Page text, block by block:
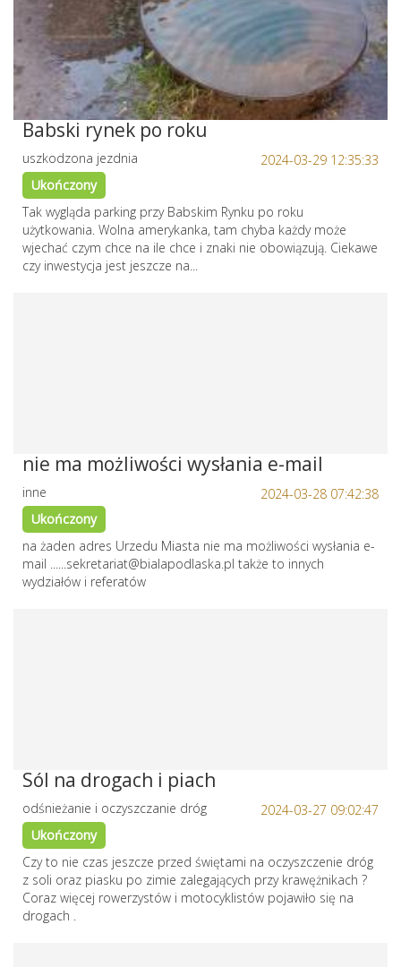
Babski rynek po roku
2024-03-29 12:35:33
uszkodzona jezdnia
Ukończony
Tak wygląda parking przy Babskim Rynku po roku
użytkowania. Wolna amerykanka, tam chyba każdy może
wjechać czym chce na ile chce i znaki nie obowiązują. Ciekawe
czy inwestycja jest jeszcze na...
nie ma możliwości wysłania e-mail
2024-03-28 07:42:38
inne
Ukończony
na żaden adres Urzedu Miasta nie ma możliwości wysłania e-
mail ......sekretariat@bialapodlaska.pl także to innych
wydziałów i referatów
Sól na drogach i piach
2024-03-27 09:02:47
odśnieżanie i oczyszczanie dróg
Ukończony
Czy to nie czas jeszcze przed świętami na oczyszczenie dróg
z soli oraz piasku po zimie zalegających przy krawężnikach ?
Coraz więcej rowerzystów i motocyklistów pojawiło się na
drogach .